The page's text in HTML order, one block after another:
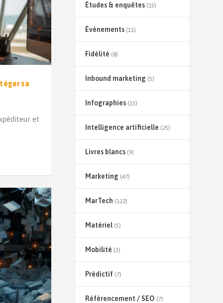
sa
et
Études & enquêtes(15)
Évènements(11)
Fidélité (8)
Inbound marketing (5)
Infographies(15)
Intelligence artificielle (25)
Livres blancs(9)
Marketing (47)
MarTech (122)
Matériel(5)
Mobilité (3)
Prédictif (7)
Référencement / SEO (7)